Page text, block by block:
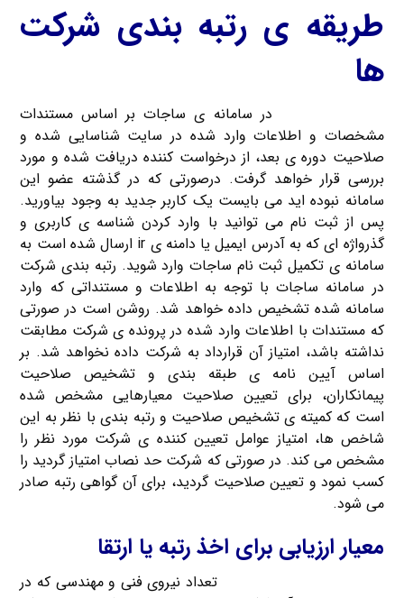
طریقه ی رتبه بندی شرکت
ها
در سامانه ی ساجات بر اساس مستندات
مشخصات و اطلاعات وارد شده در سایت شناسایی شده و
صلاحیت دوره ی بعد، از درخواست کننده دریافت شده و مورد
بررسی قرار خواهد گرفت. درصورتی که در گذشته عضو این
سامانه نبوده اید می بایست یک کاربر جدید به وجود بیاورید.
پس از ثبت نام می توانید با وارد کردن شناسه ی کاربری و
گذرواژه ای که به آدرس ایمیل یا دامنه ی ir ارسال شده است به
سامانه ی تکمیل ثبت نام ساجات وارد شوید. رتبه بندی شرکت
در سامانه ساجات با توجه به اطلاعات و مستنداتی که وارد
سامانه شده تشخیص داده خواهد شد. روشن است در صورتی
که مستندات با اطلاعات وارد شده در پرونده ی شرکت مطابقت
نداشته باشد، امتیاز آن قرارداد به شرکت داده نخواهد شد. بر
اساس آیین نامه ی طبقه بندی و تشخیص صلاحیت
پیمانکاران، برای تعیین صلاحیت معیارهایی مشخص شده
است که کمیته ی تشخیص صلاحیت و رتبه بندی با نظر به این
شاخص ها، امتیاز عوامل تعیین کننده ی شرکت مورد نظر را
مشخص می کند. در صورتی که شرکت حد نصاب امتیاز گردید را
کسب نمود و تعیین صلاحیت گردید، برای آن گواهی رتبه صادر
می شود.
معیار ارزیابی برای اخذ رتبه یا ارتقا
تعداد نیروی فنی و مهندسی که در